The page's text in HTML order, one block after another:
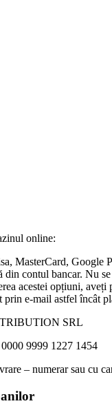
online:
MasterCard, Google
din contul bancar. Nu
acestei opțiuni,
prin e-mail astfel încât
SRL
9999 1227 1454
– numerar sau cu